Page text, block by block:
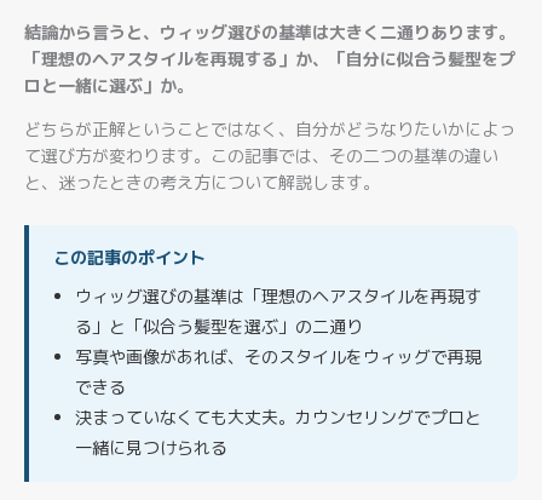
結論から言うと、ウィッグ選びの基準は大きく二通りあります。
「理想のヘアスタイルを再現する」か、「自分に似合う髪型をプ
ロと一緒に選ぶ」か。
どちらが正解ということではなく、自分がどうなりたいかによっ
て選び方が変わります。この記事では、その二つの基準の違い
と、迷ったときの考え方について解説します。
この記事のポイント
ウィッグ選びの基準は「理想のヘアスタイルを再現す
る」と「似合う髪型を選ぶ」の二通り
写真や画像があれば、そのスタイルをウィッグで再現
できる
決まっていなくても大丈夫。カウンセリングでプロと
一緒に見つけられる